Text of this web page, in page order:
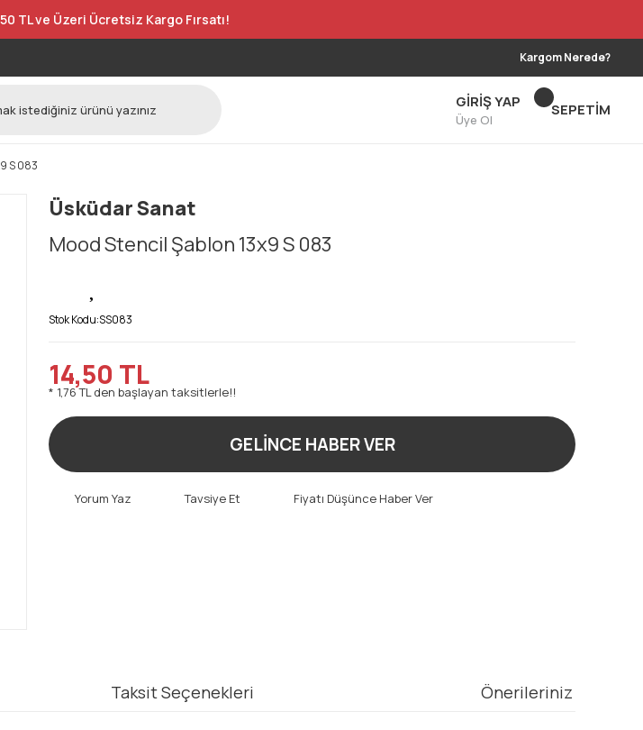
TL ve Üzeri Ücretsiz Kargo Fırsatı!
Kargom Nerede?
GİRİŞ YAP
Üye Ol
SEPETİM
S 083
Üsküdar Sanat
Mood Stencil Şablon 13x9 S 083
Stok Kodu:SS083
14,50 TL
* 1,76 TL den başlayan taksitlerle!!
GELİNCE HABER VER
Yorum Yaz Tavsiye Et Fiyatı Düşünce Haber Ver
Taksit Seçenekleri Önerileriniz